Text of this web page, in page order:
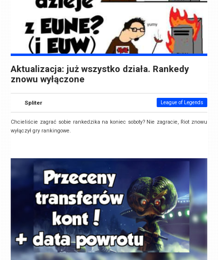
Aktualizacja: już wszystko działa. Rankedy
znowu wyłączone
Spliter League of Legends
Chcieliście zagrać sobie rankedzika na koniec soboty? Nie zagracie, Riot znowu
wyłączył gry rankingowe.